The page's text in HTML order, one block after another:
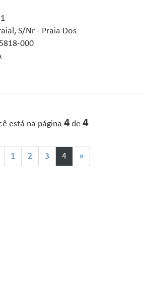
S/Nr - Praia Dos
000
está na página 4de 4
1 2 3 4 »